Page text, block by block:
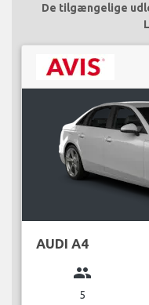
De tilgængelige
AUDI A4
group
5